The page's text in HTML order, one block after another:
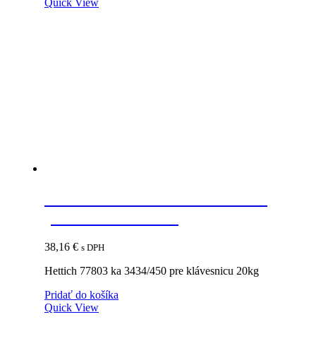
38,16 € s DPH
Hettich 77803 ka 3434/450 pre klávesnicu 20kg
Pridať do košíka
Quick View